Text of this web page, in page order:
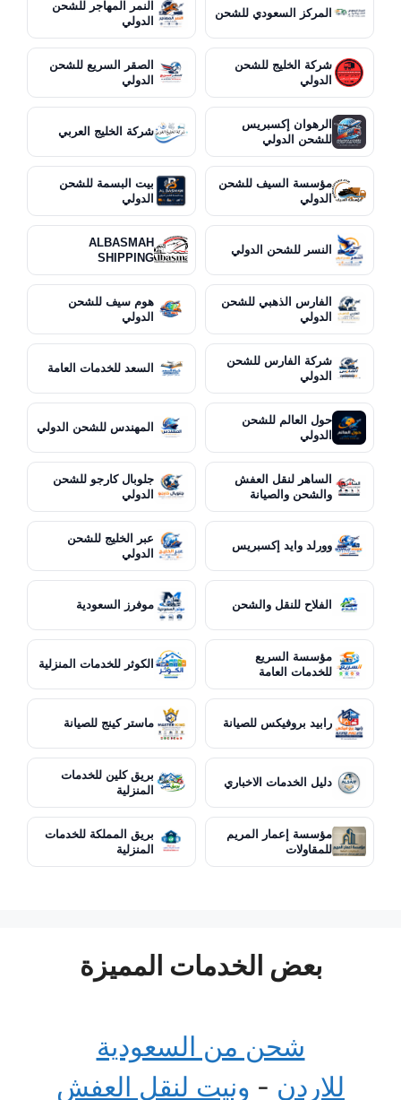
المركز السعودي للشحن
النمر المهاجر للشحن
الدولي
شركة الخليج للشحن
الدولي
الصقر السريع للشحن
الدولي
الرهوان إكسبريس
للشحن الدولي
شركة الخليج العربي
مؤسسة السيف للشحن
الدولي
بيت البسمة للشحن
الدولي
النسر للشحن الدولي
ALBASMAH
SHIPPING
الفارس الذهبي للشحن
الدولي
هوم سيف للشحن
الدولي
شركة الفارس للشحن
الدولي
السعد للخدمات العامة
حول العالم للشحن
الدولي
المهندس للشحن الدولي
الساهر لنقل العفش
والشحن والصيانة
جلوبال كارجو للشحن
الدولي
وورلد وايد إكسبريس
عبر الخليج للشحن
الدولي
الفلاح للنقل والشحن موفرز السعودية
مؤسسة السريع
للخدمات العامة
الكوثر للخدمات المنزلية
رابيد بروفيكس للصيانة ماستر كينج للصيانة
دليل الخدمات الاخباري
بريق كلين للخدمات
المنزلية
مؤسسة إعمار المريم
للمقاولات
بريق المملكة للخدمات
المنزلية
بعض الخدمات المميزة
شحن من السعودية
للاردن - ونيت لنقل العفش